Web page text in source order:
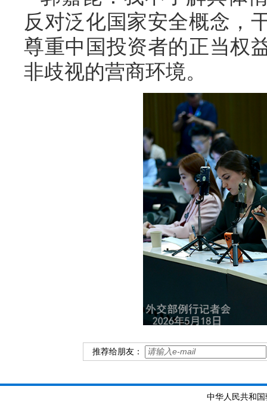
反对泛化国家安全概念，
尊重中国投资者的正当权
非歧视的营商环境。
推荐给朋友：
中华人民共和